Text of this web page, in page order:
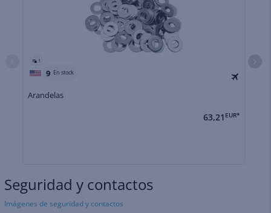
1
9 En stock
Arandelas
63,21 EUR*
Seguridad y contactos
Imágenes de seguridad y contactos